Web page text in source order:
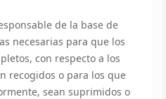
de la base de
necesarias para que los
con respecto a los
recogidos o para los que
sean suprimidos o